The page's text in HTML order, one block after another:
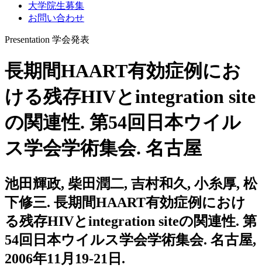
大学院生募集
お問い合わせ
Presentation 学会発表
長期間HAART有効症例にお
ける残存HIVとintegration site
の関連性. 第54回日本ウイル
ス学会学術集会. 名古屋
池田輝政, 柴田潤二, 吉村和久, 小糸厚, 松
下修三. 長期間HAART有効症例におけ
る残存HIVとintegration siteの関連性. 第
54回日本ウイルス学会学術集会. 名古屋,
2006年11月19-21日.